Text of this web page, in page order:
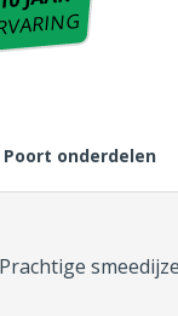
Poort onderdelen
Prachtige